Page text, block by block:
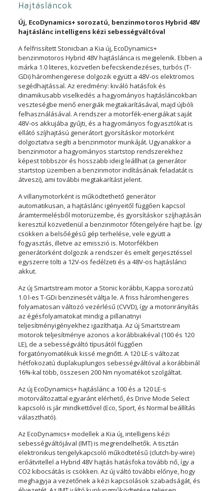
Hajtásláncok
Új, EcoDynamics+ sorozatú, benzinmotoros Hybrid 48V
hajtáslánc intelligens kézi sebességváltóval
A felfrissített Stonicban a Kia új, EcoDynamics+
benzinmotoros Hybrid 48V hajtáslánca is megjelenik. Ebben a
márka 1.0 literes, közvetlen befecskendezéses, turbós (T-
GDi) háromhengerese dolgozik együtt a 48V-os elektromos
segédhajtással. Az eredmény: kiváló hatásfok és
dinamikusabb viselkedés a hagyományos hajtásláncokban
veszteségbe menő energiák megtakarításával, majd újbóli
felhasználásával. A rendszer a motorfék-energiákat saját
48V-os akkujába gyűjti, és a hagyományos fogyasztókat is
ellátó szíjhajtású generátort gyorsításkor motorként
dolgoztatva segíti a benzinmotor munkáját. Ugyanakkor a
benzinmotor a hagyományos startstop rendszerekhez
képest többször és hosszabb ideig leállhat (a generátor
startstop üzemben a benzinmotor indításának feladatát is
átveszi), ami további megtakarítást jelent.
A villanymotorként is működtethető generátor
automatikusan, a hajtáslánc igényeitől függően kapcsol
áramtermelésből motorüzembe, és gyorsításkor szíjhajtásán
keresztül közvetlenül a benzinmotor főtengelyére hajt be. Így
csökken a belsőégésű gép terhelése, vele együtt a
fogyasztás, illetve az emisszió is. Motorfékben
generátorként dolgozik a rendszer és emelt gerjesztéssel
egyszerre tölti a 12V-os fedélzeti és a 48V-os hajtáslánci
akkut.
Az új Smartstream motor a Stonic korábbi, Kappa sorozatú
1.0 l-es T-GDi benzinesét váltja le. A friss háromhengeres
folyamatosan változó vezérlésű (CVVD), így a motorirányítás
az égésfolyamatokat mindig a pillanatnyi
teljesítményigényekhez igazíthatja. Az új Smartstream
motorok teljesítménye azonos a korábbiakéval (100 és 120
LE), de a sebességváltó típusától függően
forgatónyomatékuk kissé megnőtt. A 120 LE-s változat
hétfokozatú duplakuplungos sebességváltóval a korábbinál
16%-kal több, összesen 200 Nm nyomatékot szolgáltat.
Az új EcoDynamics+ hajtáslánc a 100 és a 120 LE-s
motorváltozattal egyaránt elérhető, és Drive Mode Select
kapcsoló is jár mindkettővel (Eco, Sport, és Normal beállítás
választható).
Az EcoDynamics+ modellek a Kia új, intelligens kézi
sebességváltójával (IMT) is megrendelhetők. A tisztán
elektronikus tengelykapcsoló működtetésű (clutch-by-wire)
erőátvitellel a Hybrid 48V hajtás hatásfoka tovább nő, így a
CO2 kibocsátás is csökken. Az új váltó további előnye, hogy
meghagyja a vezetőnek a kézi kapcsolások szabadságát, és